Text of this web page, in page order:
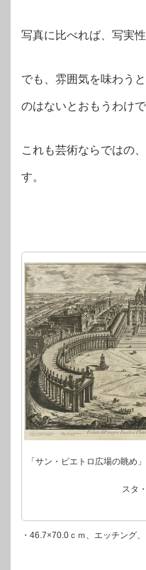
写真に比べれば、写実
でも、雰囲気を味わう
のはないとおもうわけで
これも芸術ならではの
す。
「サン・ピエトロ広場の眺め
スタ
・46.7×70.0ｃｍ、エッチング